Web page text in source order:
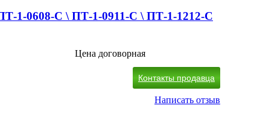
1-0608-С \ ПТ-1-0911-С \ ПТ-1-1212-С
Цена договорная
Контакты продавца
Написать отзыв